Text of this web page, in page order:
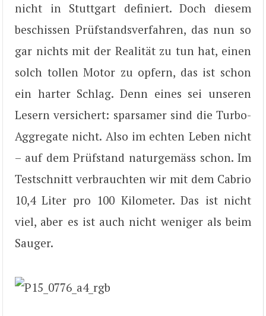
nicht in Stuttgart definiert. Doch diesem
beschissen Prüfstandsverfahren, das nun so
gar nichts mit der Realität zu tun hat, einen
solch tollen Motor zu opfern, das ist schon
ein harter Schlag. Denn eines sei unseren
Lesern versichert: sparsamer sind die Turbo-
Aggregate nicht. Also im echten Leben nicht
– auf dem Prüfstand naturgemäss schon. Im
Testschnitt verbrauchten wir mit dem Cabrio
10,4 Liter pro 100 Kilometer. Das ist nicht
viel, aber es ist auch nicht weniger als beim
Sauger.